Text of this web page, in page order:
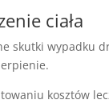
ciała
skutki wypadku
kosztów